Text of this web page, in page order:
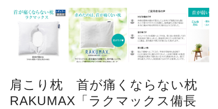
肩こり枕 首が痛くならない枕
RAKUMAX「ラクマックス備長